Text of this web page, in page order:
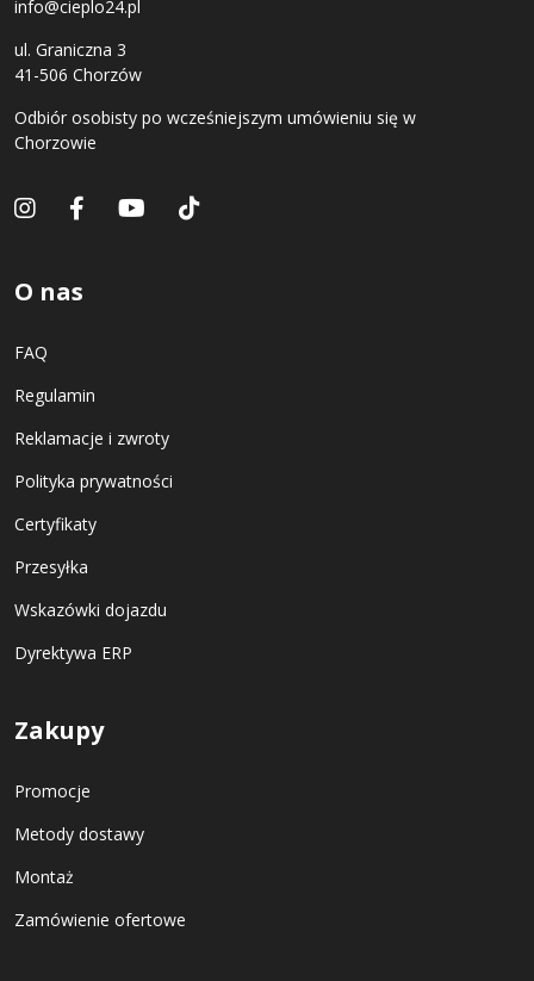
info@cieplo24.pl
ul. Graniczna 3
41-506 Chorzów
Odbiór osobisty po wcześniejszym umówieniu się w
Chorzowie
O nas
FAQ
Regulamin
Reklamacje i zwroty
Polityka prywatności
Certyfikaty
Przesyłka
Wskazówki dojazdu
Dyrektywa ERP
Zakupy
Promocje
Metody dostawy
Montaż
Zamówienie ofertowe